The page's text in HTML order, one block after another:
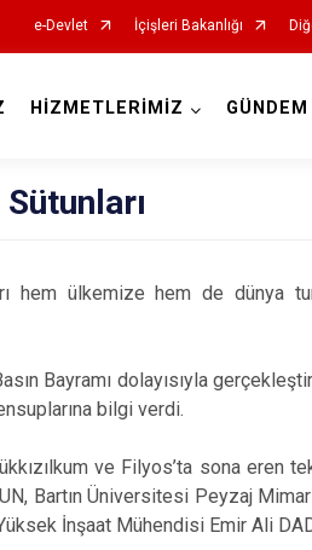
e-Devlet İçişleri Bakanlığı
HİZMETLERİMİZ GÜNDEM
ülkemize hem de dünya
Bayramı dolayısıyla
bilgi verdi.
ve Filyos’ta sona eren
Bartın Üniversitesi Peyzaj
İnşaat Mühendisi Emir Ali